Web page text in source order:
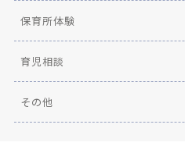
保育所体験
育児相談
その他